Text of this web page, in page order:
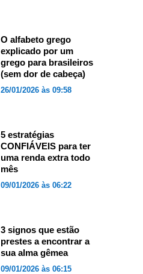
O alfabeto grego
explicado por um
grego para brasileiros
(sem dor de cabeça)
26/01/2026 às 09:58
5 estratégias
CONFIÁVEIS para ter
uma renda extra todo
mês
09/01/2026 às 06:22
3 signos que estão
prestes a encontrar a
sua alma gêmea
09/01/2026 às 06:15